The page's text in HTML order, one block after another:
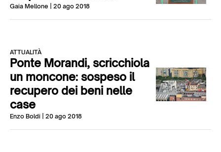
Gaia Mellone | 20 ago 2018
ATTUALITÀ
Ponte Morandi, scricchiola
un moncone: sospeso il
recupero dei beni nelle
case
Enzo Boldi | 20 ago 2018